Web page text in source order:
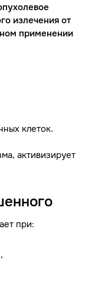
излечения от
применении
клеток.
активизирует
при: